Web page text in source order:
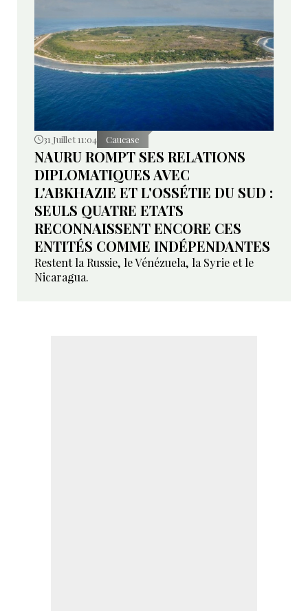
31 Juillet 11:04 Caucase
NAURU ROMPT SES RELATIONS
DIPLOMATIQUES AVEC
L'ABKHAZIE ET L'OSSÉTIE DU SUD :
SEULS QUATRE ETATS
RECONNAISSENT ENCORE CES
ENTITÉS COMME INDÉPENDANTES
Restent la Russie, le Vénézuela, la Syrie et le
Nicaragua.